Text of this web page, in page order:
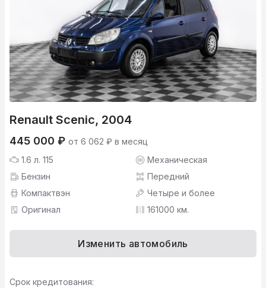
Renault Scenic, 2004
445 000 ₽ от 6 062 ₽ в месяц
1.6 л. 115
Механическая
Бензин
Передний
Компактвэн
Четыре и более
Оригинал
161000 км.
Изменить автомобиль
Срок кредитования: